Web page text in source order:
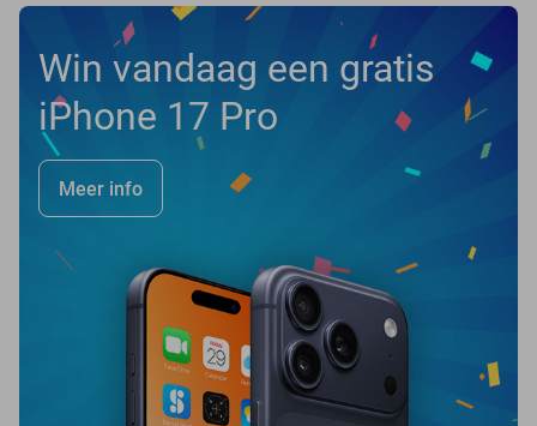
Win vandaag een gratis
iPhone 17 Pro
Meer info